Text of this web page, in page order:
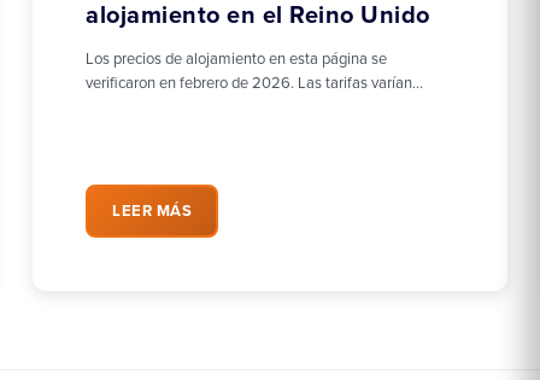
alojamiento en el Reino Unido
Los precios de alojamiento en esta página se
verificaron en febrero de 2026. Las tarifas varían…
LEER MÁS